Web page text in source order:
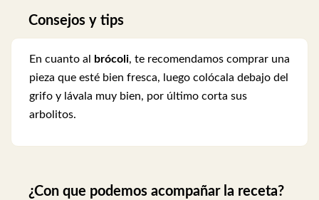
Consejos y tips
En cuanto al brócoli, te recomendamos comprar una
pieza que esté bien fresca, luego colócala debajo del
grifo y lávala muy bien, por último corta sus
arbolitos.
¿Con que podemos acompañar la receta?